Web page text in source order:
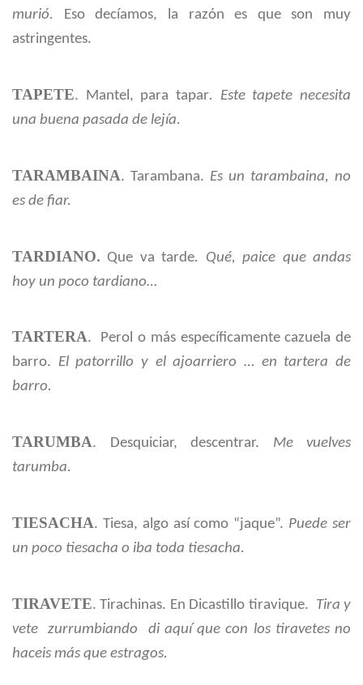
murió. Eso decíamos, la razón es que son muy
astringentes.
TAPETE. Mantel, para tapar. Este tapete necesita
una buena pasada de lejía.
TARAMBAINA. Tarambana. Es un tarambaina, no
es de fiar.
TARDIANO. Que va tarde. Qué, paice que andas
hoy un poco tardiano…
TARTERA. Perol o más específicamente cazuela de
barro. El patorrillo y el ajoarriero … en tartera de
barro.
TARUMBA. Desquiciar, descentrar. Me vuelves
tarumba.
TIESACHA. Tiesa, algo así como “jaque”. Puede ser
un poco tiesacha o iba toda tiesacha.
TIRAVETE. Tirachinas. En Dicastillo tiravique. Tira y
vete zurrumbiando di aquí que con los tiravetes no
haceis más que estragos.